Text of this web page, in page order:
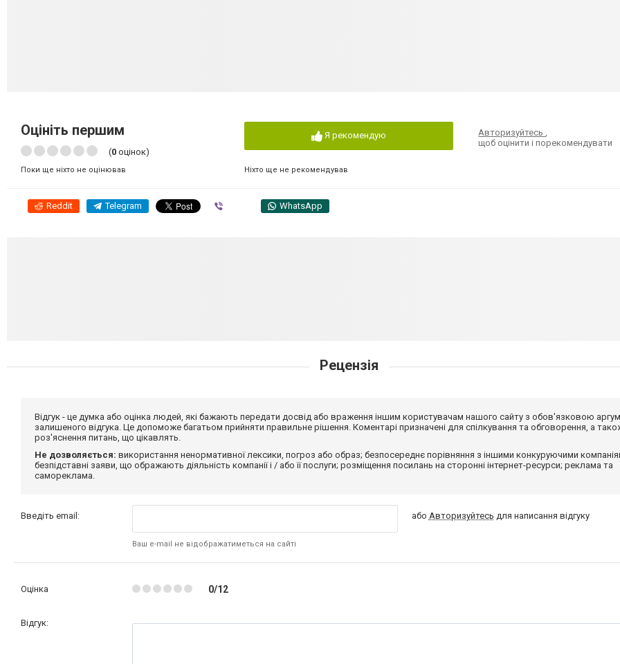
Оцініть першим
(0 оцінок)
Поки ще ніхто не оцінював
Я рекомендую
Ніхто ще не рекомендував
Авторизуйтесь,
щоб оцінити і порекомендувати
Reddit Telegram WhatsApp
Рецензія
Відгук - це думка або оцінка людей, які бажають передати досвід або враження іншим користувачам нашого сайту з обов'язковою
залишеного відгука. Це допоможе багатьом прийняти правильне рішення. Коментарі призначені для спілкування та обговорення, а
роз'яснення питань, що цікавлять.
Не дозволяється: використання ненормативної лексики, погроз або образ; безпосереднє порівняння з іншими конкуруючими
безпідставні заяви, що ображають діяльність компанії і / або її послуги; розміщення посилань на сторонні інтернет-ресурси; реклама та
самореклама.
Введіть email:
Ваш e-mail не відображатиметься на сайті
або Авторизуйтесь для написання відгуку
Оцінка 0/12
Відгук: